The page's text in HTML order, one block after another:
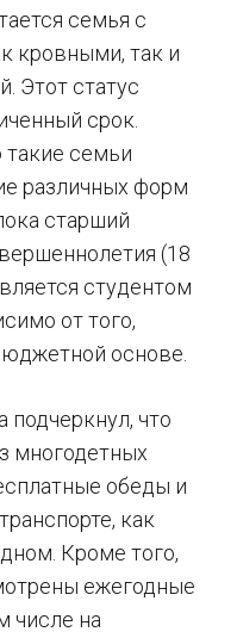
семья с
кровными, так и
Этот статус
срок.
такие семьи
различных форм
старший
(18
студентом
от того,
основе.
подчеркнул, что
многодетных
обеды и
как
Кроме того,
ежегодные
числе на